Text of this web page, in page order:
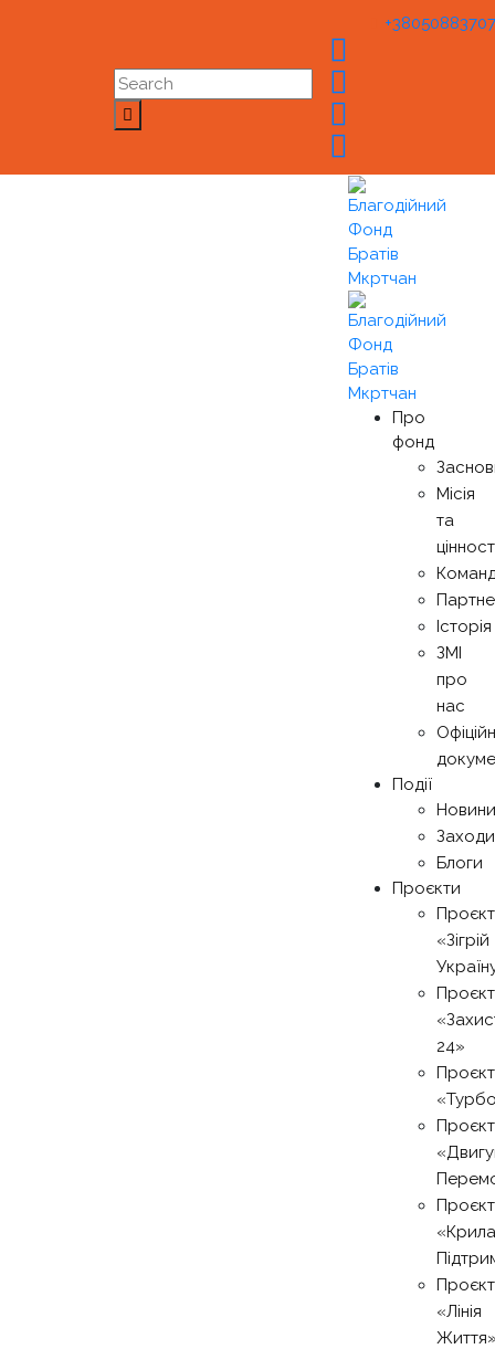
Про
фонд
Місія
та
Історія
ЗМІ
про
нас
Події
Новини
Заходи
Блоги
Проєкти
Проєкт
«Зігрій
Проєкт
24»
Проєкт
Проєкт
Проєкт
«Крила
Проєкт
«Лінія